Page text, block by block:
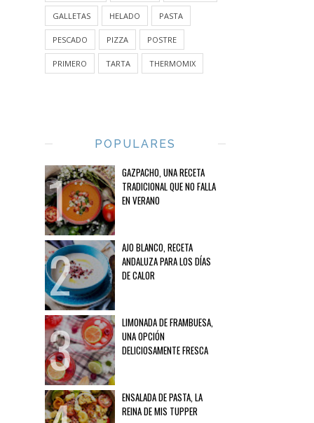
GALLETAS HELADO PASTA
PESCADO PIZZA POSTRE
PRIMERO TARTA THERMOMIX
POPULARES
GAZPACHO, UNA RECETA
TRADICIONAL QUE NO FALLA
EN VERANO
AJO BLANCO, RECETA
ANDALUZA PARA LOS DÍAS
DE CALOR
LIMONADA DE FRAMBUESA,
UNA OPCIÓN
DELICIOSAMENTE FRESCA
ENSALADA DE PASTA, LA
REINA DE MIS TUPPER